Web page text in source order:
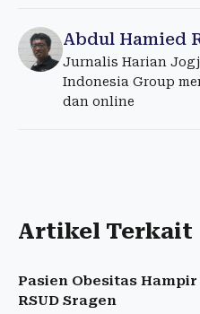
Abdul Hamied
Jurnalis Harian
Indonesia Group
dan online
Artikel Terkait
Pasien Obesitas Hampir
RSUD Sragen